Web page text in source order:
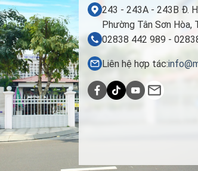
243 - 243A - 243B Đ.
Phường Tân Sơn Hòa,
02838 442 989 -
Liên hệ hợp tác: